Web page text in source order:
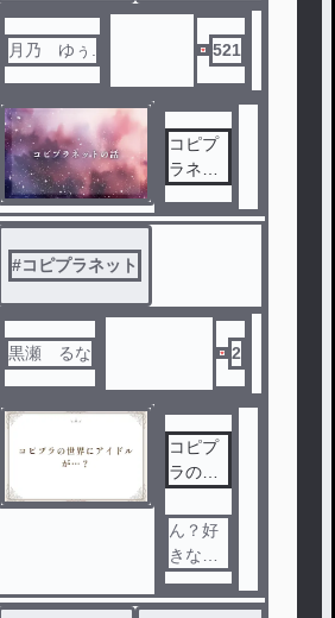
チの女
子組と
すとぷ
人がコ
ラボで
ハウス
月乃 ゆぅ. 521
コピプ
ラネッ
#コピプラネット
黒瀬 るな 2
コピプ
ラの世
イドル
が…？
ん？好
きな物
と好き
な物の